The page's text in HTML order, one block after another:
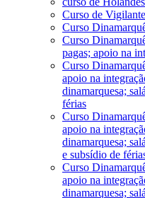
Curso de Vigilante
Curso
Curso
pagas; apoio na
Curso
apoio na
dinamarquesa;
férias
Curso
apoio na
dinamarquesa;
e subsídio de
Curso
apoio na
dinamarquesa;